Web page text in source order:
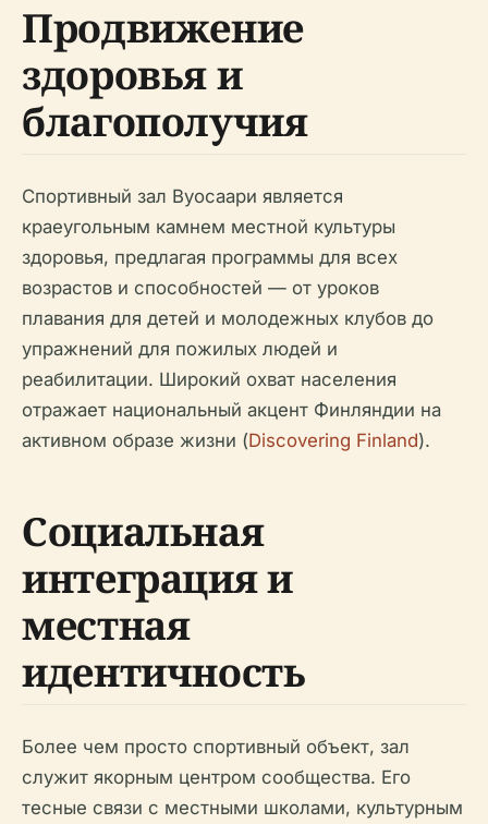
Продвижение
здоровья и
благополучия
Спортивный зал Вуосаари является
краеугольным камнем местной культуры
здоровья, предлагая программы для всех
возрастов и способностей — от уроков
плавания для детей и молодежных клубов до
упражнений для пожилых людей и
реабилитации. Широкий охват населения
отражает национальный акцент Финляндии на
активном образе жизни (Discovering Finland).
Социальная
интеграция и
местная
идентичность
Более чем просто спортивный объект, зал
служит якорным центром сообщества. Его
тесные связи с местными школами, культурным